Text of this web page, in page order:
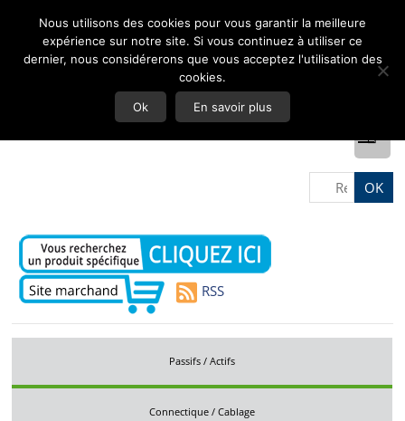
RSS
Passifs / Actifs
Connectique / Cablage
Nous utilisons des cookies pour vous garantir la meilleure
expérience sur notre site. Si vous continuez à utiliser ce
dernier, nous considérerons que vous acceptez l'utilisation des
cookies.
Ok En savoir plus